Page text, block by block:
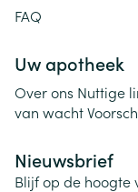
FAQ
Uw apotheek
Over ons Nuttige
van wacht
Nieuwsbrief
Blijf op de hoogte